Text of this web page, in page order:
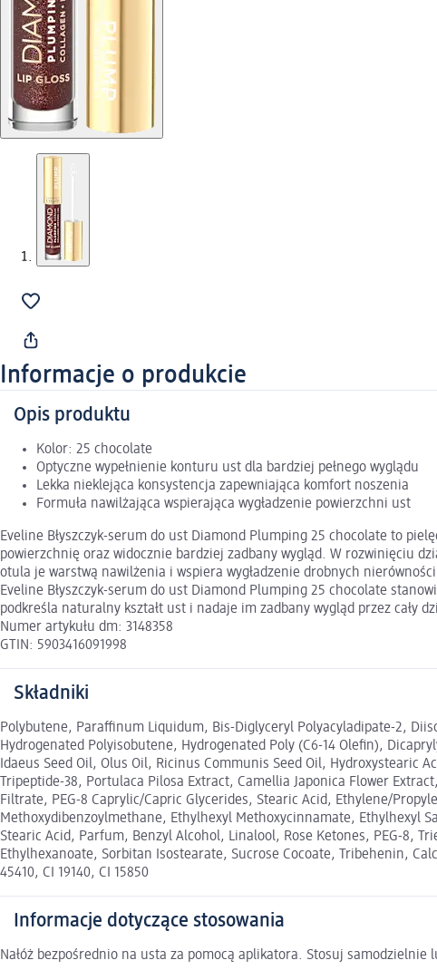
Informacje o produkcie
Opis produktu
Kolor: 25 chocolate
Optyczne wypełnienie konturu ust dla bardziej pełnego wyglądu
Lekka nieklejąca konsystencja zapewniająca komfort noszenia
Formuła nawilżająca wspierająca wygładzenie powierzchni ust
Eveline Błyszczyk-serum do ust Diamond Plumping 25 chocolate to
powierzchnię oraz widocznie bardziej zadbany wygląd. W rozwinięciu
otula je warstwą nawilżenia i wspiera wygładzenie drobnych
Eveline Błyszczyk-serum do ust Diamond Plumping 25 chocolate
podkreśla naturalny kształt ust i nadaje im zadbany wygląd przez cały
Numer artykułu dm: 3148358
GTIN: 5903416091998
Składniki
Polybutene, Paraffinum Liquidum, Bis-Diglyceryl Polyacyladipate-2,
Hydrogenated Polyisobutene, Hydrogenated Poly (C6-14 Olefin),
Idaeus Seed Oil, Olus Oil, Ricinus Communis Seed Oil, Hydroxystearic
Tripeptide-38, Portulaca Pilosa Extract, Camellia Japonica Flower
Filtrate, PEG-8 Caprylic/Capric Glycerides, Stearic Acid, Ethylene/
Methoxydibenzoylmethane, Ethylhexyl Methoxycinnamate, Ethylhexyl
Stearic Acid, Parfum, Benzyl Alcohol, Linalool, Rose Ketones, PEG-8,
Ethylhexanoate, Sorbitan Isostearate, Sucrose Cocoate, Tribehenin,
45410, CI 19140, CI 15850
Informacje dotyczące stosowania
Nałóż bezpośrednio na usta za pomocą aplikatora. Stosuj